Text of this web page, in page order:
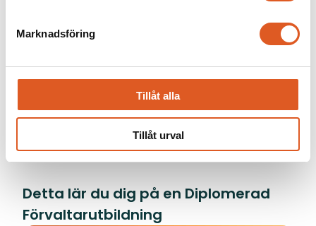
Marknadsföring
Tillåt alla
Tillåt urval
Detta lär du dig på en Diplomerad
Förvaltarutbildning